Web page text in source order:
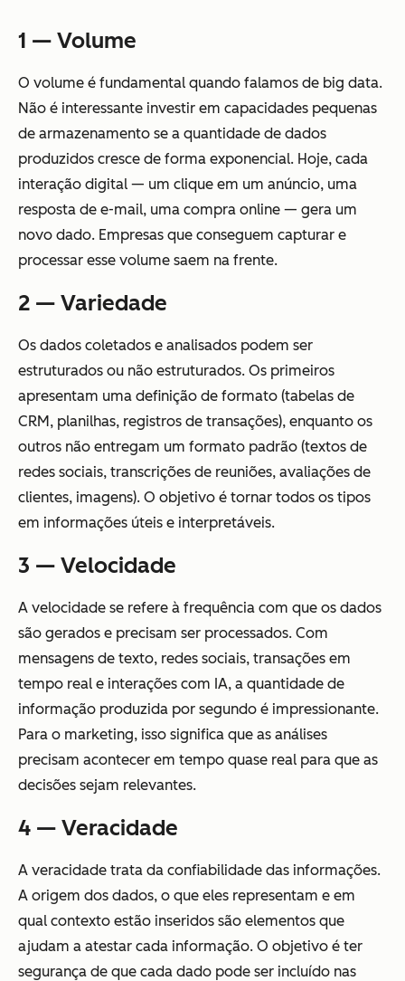
1 — Volume
O volume é fundamental quando falamos de big data.
Não é interessante investir em capacidades pequenas
de armazenamento se a quantidade de dados
produzidos cresce de forma exponencial. Hoje, cada
interação digital — um clique em um anúncio, uma
resposta de e-mail, uma compra online — gera um
novo dado. Empresas que conseguem capturar e
processar esse volume saem na frente.
2 — Variedade
Os dados coletados e analisados podem ser
estruturados ou não estruturados. Os primeiros
apresentam uma definição de formato (tabelas de
CRM, planilhas, registros de transações), enquanto os
outros não entregam um formato padrão (textos de
redes sociais, transcrições de reuniões, avaliações de
clientes, imagens). O objetivo é tornar todos os tipos
em informações úteis e interpretáveis.
3 — Velocidade
A velocidade se refere à frequência com que os dados
são gerados e precisam ser processados. Com
mensagens de texto, redes sociais, transações em
tempo real e interações com IA, a quantidade de
informação produzida por segundo é impressionante.
Para o marketing, isso significa que as análises
precisam acontecer em tempo quase real para que as
decisões sejam relevantes.
4 — Veracidade
A veracidade trata da confiabilidade das informações.
A origem dos dados, o que eles representam e em
qual contexto estão inseridos são elementos que
ajudam a atestar cada informação. O objetivo é ter
segurança de que cada dado pode ser incluído nas